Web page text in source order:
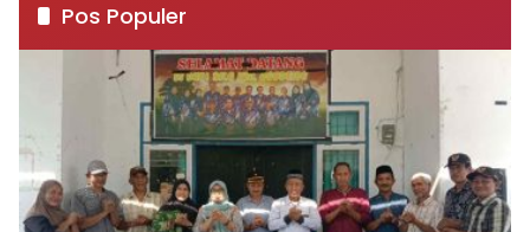
Pos Populer